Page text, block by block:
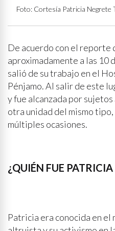
Foto: Cortesía Patricia Negrete
De acuerdo con el reporte
aproximadamente a las 10
salió de su trabajo en el
Pénjamo. Al salir de este
y fue alcanzada por
otra unidad del mismo
múltiples ocasiones.
¿QUIÉN FUE
Patricia era conocida en el